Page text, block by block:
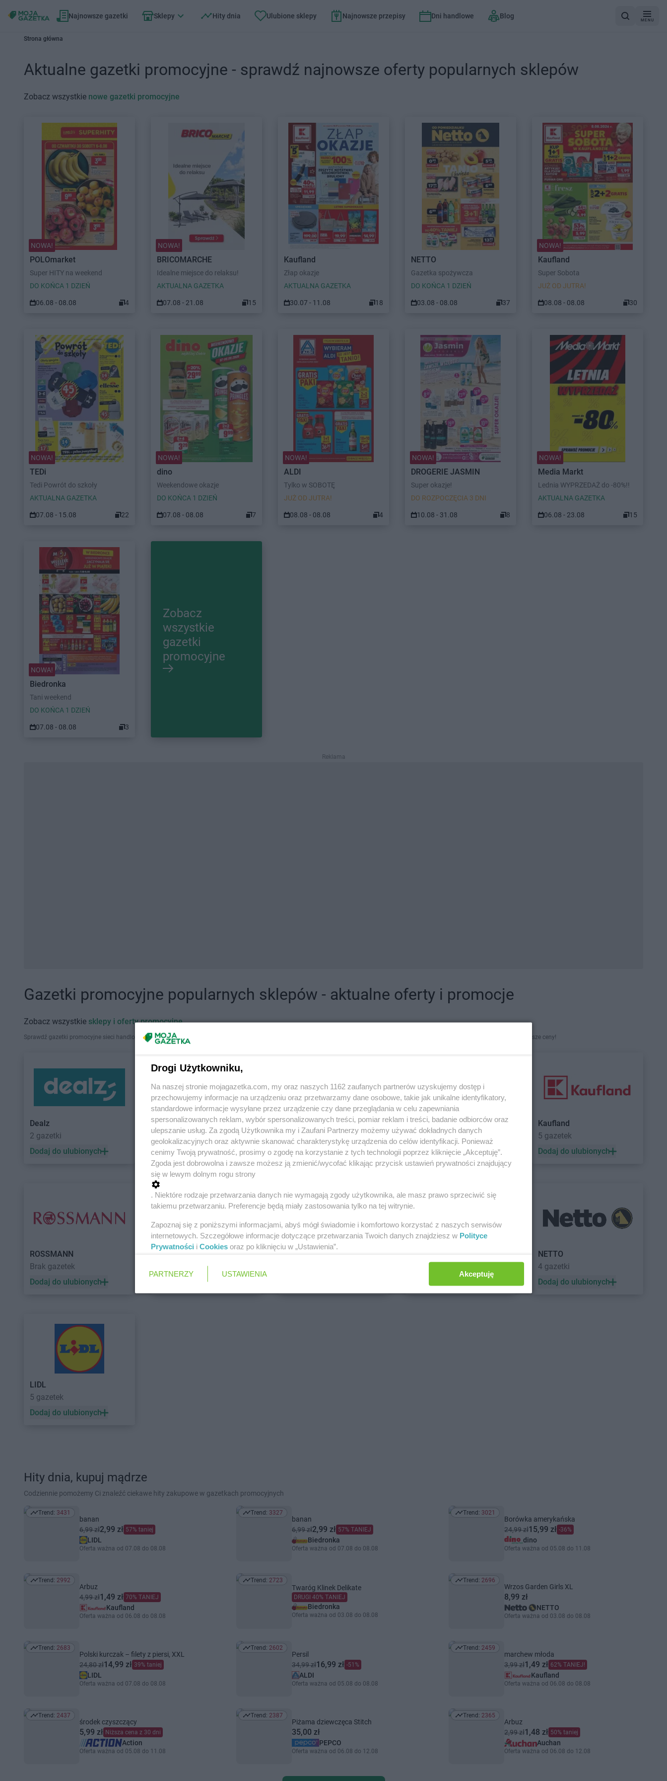
Najnowsze gazetki Sklepy Hity dnia Ulubione sklepy Najnowsze przepisy Dni handlowe Blog
MENU
Strona główna
Aktualne gazetki promocyjne - sprawdź najnowsze oferty popularnych sklepów
Zobacz wszystkie nowe gazetki promocyjne
NOWA!
POLOmarket
Super HITY na weekend
DO KOŃCA 1 DZIEŃ
06.08 - 08.08 4
NOWA!
BRICOMARCHE
Idealne miejsce do relaksu!
AKTUALNA GAZETKA
07.08 - 21.08 15
Kaufland
Złap okazje
AKTUALNA GAZETKA
30.07 - 11.08 18
NETTO
Gazetka spożywcza
DO KOŃCA 1 DZIEŃ
03.08 - 08.08 37
NOWA!
Kaufland
Super Sobota
JUŻ OD JUTRA!
08.08 - 08.08 30
NOWA!
TEDi
Tedi Powrót do szkoły
AKTUALNA GAZETKA
07.08 - 15.08 22
NOWA!
dino
Weekendowe okazje
DO KOŃCA 1 DZIEŃ
07.08 - 08.08 7
NOWA!
ALDI
Tylko w SOBOTĘ
JUŻ OD JUTRA!
08.08 - 08.08 4
NOWA!
DROGERIE JASMIN
Super okazje!
DO ROZPOCZĘCIA 3 DNI
10.08 - 31.08 8
NOWA!
Media Markt
Lednia WYPRZEDAŻ do -80%!!
AKTUALNA GAZETKA
06.08 - 23.08 15
NOWA!
Biedronka
Tani weekend
DO KOŃCA 1 DZIEŃ
07.08 - 08.08 3
Zobacz
wszystkie
gazetki
promocyjne
Reklama
Gazetki promocyjne popularnych sklepów - aktualne oferty i promocje
Zobacz wszystkie sklepy i oferty promocyjne
Sprawdź gazetki promocyjne sieci handlowych, które działają w Polsce. Znajdziesz tutaj sklepy należące do lokalnych sieci oraz duże, znane super- i hipermarkety. Najlepsze promocje i najniższe ceny!
Dealz
2 gazetki
Dodaj do ulubionych
POLOmarket
11 gazetek
Dodaj do ulubionych
PEPCO
1 gazetka
Dodaj do ulubionych
dino
2 gazetki
Dodaj do ulubionych
Kaufland
5 gazetek
Dodaj do ulubionych
ROSSMANN
Brak gazetek
Dodaj do ulubionych
Auchan
Dodaj do ulubionych
11 gazetek
NETTO
4 gazetki
Dodaj do ulubionych
LIDL
5 gazetek
Dodaj do ulubionych
Hity dnia, kupuj mądrze
Codziennie pomożemy Ci znaleźć ciekawe hity zakupowe w gazetkach promocyjnych
Trend: 3431
Trend: 3431
banan
6,99 zł2,99 zł 57% taniej
LIDL
Oferta ważna od 07.08 do 08.08
Trend: 3327
Trend: 3327
banan
6,99 zł2,99 zł 57% TANIEJ
Biedronka
Oferta ważna od 07.08 do 08.08
Trend: 3021
Trend: 3021
Borówka amerykańska
24,99 zł15,99 zł -36%
dino
Oferta ważna od 05.08 do 11.08
Trend: 2992
Trend: 2992
Arbuz
4,99 zł1,49 zł 70% TANIEJ
Kaufland
Oferta ważna od 06.08 do 08.08
Trend: 2723
Trend: 2723
Twaróg Klinek Delikate
DRUGI 40% TANIEJ
Biedronka
Oferta ważna od 03.08 do 08.08
Trend: 2696
Trend: 2696
Wrzos Garden Girls XL
8,99 zł
NETTO
Oferta ważna od 03.08 do 08.08
Trend: 2683
Trend: 2683
Polski kurczak – filety z piersi, XXL
24,80 zł14,99 zł 39% taniej
LIDL
Oferta ważna od 07.08 do 08.08
Trend: 2602
Trend: 2602
Persil
34,99 zł16,99 zł -51%
ALDI
Oferta ważna od 05.08 do 08.08
Trend: 2459
Trend: 2459
marchew młoda
3,99 zł1,49 zł 62% TANIEJ!
Kaufland
Oferta ważna od 06.08 do 08.08
Trend: 2437
Trend: 2437
środek czyszczący
5,99 zł Niższa cena z 30 dni
Action
Oferta ważna od 05.08 do 11.08
Trend: 2387
Trend: 2387
Piżama dziewczęca Stitch
35,00 zł
PEPCO
Oferta ważna od 06.08 do 12.08
Trend: 2365
Trend: 2365
Arbuz
2,99 zł1,48 zł 50% taniej
Auchan
Oferta ważna od 06.08 do 12.08
Drogi Użytkowniku,
Na naszej stronie mojagazetka.com, my oraz naszych 1162 zaufanych partnerów uzyskujemy dostęp i
przechowujemy informacje na urządzeniu oraz przetwarzamy dane osobowe, takie jak unikalne identyfikatory,
standardowe informacje wysyłane przez urządzenie czy dane przeglądania w celu zapewniania
spersonalizowanych reklam, wybór spersonalizowanych treści, pomiar reklam i treści, badanie odbiorców oraz
ulepszanie usług. Za zgodą Użytkownika my i Zaufani Partnerzy możemy używać dokładnych danych
geolokalizacyjnych oraz aktywnie skanować charakterystykę urządzenia do celów identyfikacji. Ponieważ
cenimy Twoją prywatność, prosimy o zgodę na korzystanie z tych technologii poprzez kliknięcie „Akceptuję”.
Zgoda jest dobrowolna i zawsze możesz ją zmienić/wycofać klikając przycisk ustawień prywatności znajdujący
się w lewym dolnym rogu strony
. Niektóre rodzaje przetwarzania danych nie wymagają zgody użytkownika, ale masz prawo sprzeciwić się
takiemu przetwarzaniu. Preferencje będą miały zastosowania tylko na tej witrynie.
Zapoznaj się z poniższymi informacjami, abyś mógł świadomie i komfortowo korzystać z naszych serwisów
internetowych. Szczegółowe informacje dotyczące przetwarzania Twoich danych znajdziesz w Polityce
Prywatności i Cookies oraz po kliknięciu w „Ustawienia”.
PARTNERZY USTAWIENIA Akceptuję